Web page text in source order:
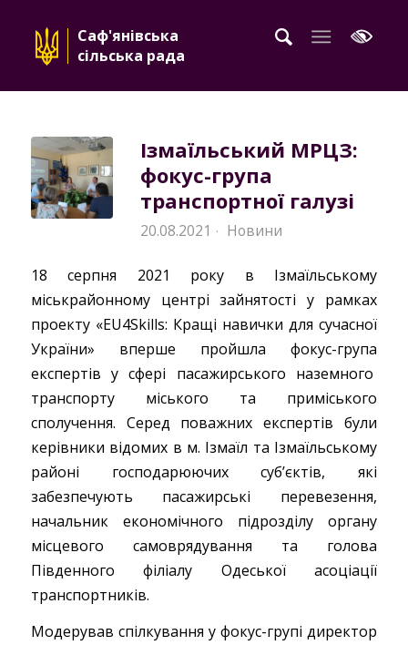
Саф'янівська
сільська рада
Ізмаїльський МРЦЗ:
фокус-група
транспортної галузі
20.08.2021 · Новини
18 серпня 2021 року в Ізмаїльському
міськрайонному центрі зайнятості у рамках
проекту «EU4Skills: Кращі навички для сучасної
України» вперше пройшла фокус-група
експертів у сфері пасажирського наземного
транспорту міського та приміського
сполучення. Серед поважних експертів були
керівники відомих в м. Ізмаїл та Ізмаїльському
районі господарюючих суб’єктів, які
забезпечують пасажирські перевезення,
начальник економічного підрозділу органу
місцевого самоврядування та голова
Південного філіалу Одеської асоціації
транспортників.
Модерував спілкування у фокус-групі директор